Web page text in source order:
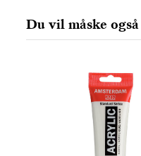
7311 PD
Du vil måske